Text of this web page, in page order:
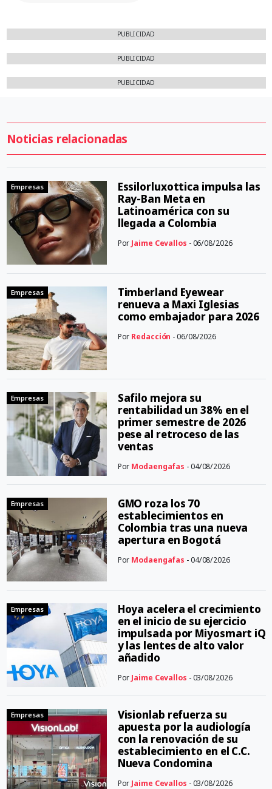
PUBLICIDAD
PUBLICIDAD
PUBLICIDAD
Noticias relacionadas
Empresas
Essilorluxottica impulsa las
Ray-Ban Meta en
Latinoamérica con su
llegada a Colombia
Por Jaime Cevallos - 06/08/2026
Empresas
Timberland Eyewear
renueva a Maxi Iglesias
como embajador para 2026
Por Redacción - 06/08/2026
Empresas
Safilo mejora su
rentabilidad un 38% en el
primer semestre de 2026
pese al retroceso de las
ventas
Por Modaengafas - 04/08/2026
Empresas
GMO roza los 70
establecimientos en
Colombia tras una nueva
apertura en Bogotá
Por Modaengafas - 04/08/2026
Empresas
Hoya acelera el crecimiento
en el inicio de su ejercicio
impulsada por Miyosmart iQ
y las lentes de alto valor
añadido
Por Jaime Cevallos - 03/08/2026
Empresas
Visionlab refuerza su
apuesta por la audiología
con la renovación de su
establecimiento en el C.C.
Nueva Condomina
Por Jaime Cevallos - 03/08/2026